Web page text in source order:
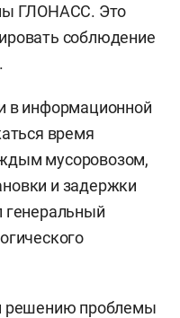
ГЛОНАСС. Это
соблюдение
в информационной
время
мусоровозом,
и задержки
генеральный
решению проблемы